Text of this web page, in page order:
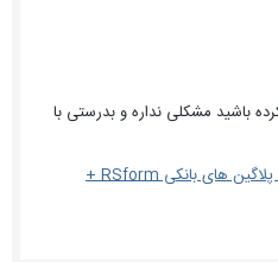
باشید مشکلی نداره و بدرستی با
هدیه ▼▲ هدیه ویژه میلاد نور▼▲ پلاگین های بانکی RSform +